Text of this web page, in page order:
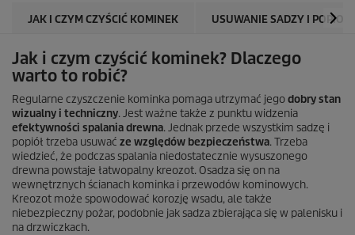
JAK I CZYM CZYŚCIĆ KOMINEK USUWANIE SADZY I
Jak i czym czyścić kominek? Dlaczego
warto to robić?
Regularne czyszczenie kominka pomaga utrzymać jegodobry stan
wizualny i techniczny. Jest ważne także z punktu widzenia
efektywności spalania drewna. Jednak przede wszystkim sadzę i
popiół trzeba usuwać ze względów bezpieczeństwa. Trzeba
wiedzieć, że podczas spalania niedostatecznie wysuszonego
drewna powstaje łatwopalny kreozot. Osadza się on na
wewnętrznych ścianach kominka i przewodów kominowych.
Kreozot może spowodować korozję wsadu, ale także
niebezpieczny pożar, podobnie jak sadza zbierająca się w palenisku i
na drzwiczkach.